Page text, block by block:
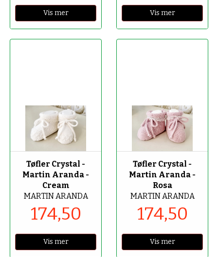
Vis mer Vis mer
-50%
Tøfler Crystal -
Martin Aranda -
Cream
MARTIN ARANDA
174,50
Vis mer
-50%
Tøfler Crystal -
Martin Aranda -
Rosa
MARTIN ARANDA
174,50
Vis mer